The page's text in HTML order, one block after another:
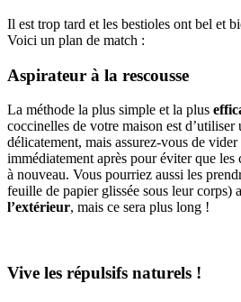
Il est trop tard et les bestioles ont bel et
Voici un plan de match :
Aspirateur à la rescousse
La méthode la plus simple et la plus
coccinelles de votre maison est d’utiliser
délicatement, mais assurez-vous de
immédiatement après pour éviter que les
à nouveau. Vous pourriez aussi les
feuille de papier glissée sous leur corps)
l’extérieur, mais ce sera plus long !
Vive les répulsifs naturels !